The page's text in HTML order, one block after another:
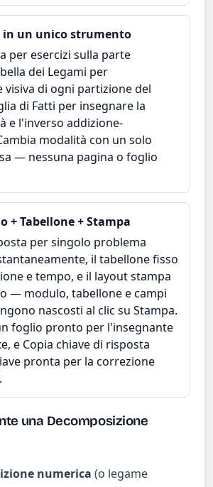
in un unico strumento
per esercizi sulla parte
dei Legami per
visiva di ogni partizione del
di Fatti per insegnare la
e l'inverso addizione-
modalità con un solo
— nessuna pagina o foglio
+ Tabellone + Stampa
per singolo problema
il tabellone fisso
e tempo, e il layout stampa
— modulo, tabellone e campi
nascosti al clic su Stampa.
foglio pronto per l'insegnante
e Copia chiave di risposta
pronta per la correzione
una Decomposizione
numerica (o legame